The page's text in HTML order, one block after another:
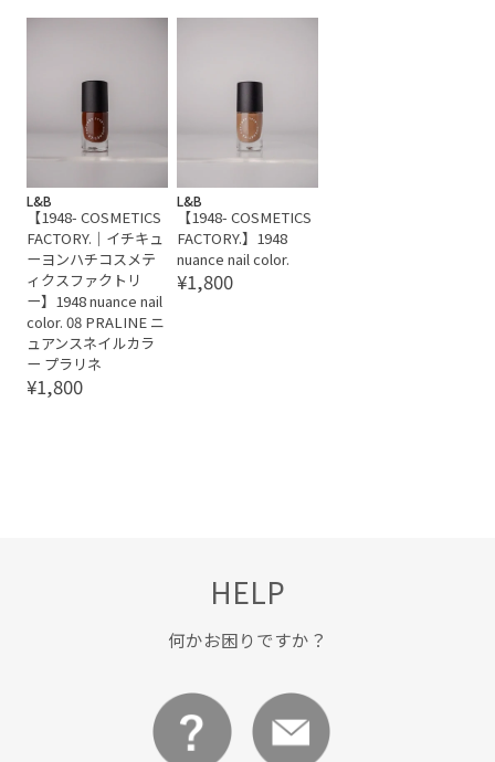
L&B
【1948- COSMETICS
FACTORY.｜イチキュ
ーヨンハチコスメテ
ィクスファクトリ
ー】1948 nuance nail
color. 08 PRALINE ニ
ュアンスネイルカラ
ー プラリネ
¥1,800
L&B
【1948- COSMETICS
FACTORY.】1948
nuance nail color.
¥1,800
HELP
何かお困りですか？